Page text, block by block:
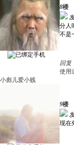
8楼
分人
不是
回复
使用
小彪儿爱小贱
9楼
现在